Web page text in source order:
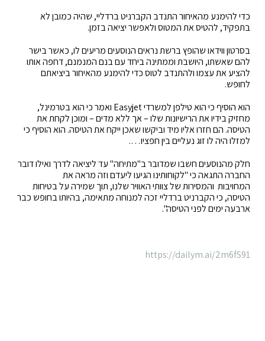
כדי להימנע מהאיחור התנדב הקברניט ברדליי, שהיה כמובן לא
בתפקיד, להטיס את המטוס ולאפשר יציאה בזמן.
בסרטון ווידאו שהופץ ברשת נראים הנוסעים מריעים לו, כאשר בישר
להם שאשתו, היושבת וממתינה ביחד עם בנם המנמנם, דחפה אותו
להציע את עצמו ולהתנדב לטוס כדי להימנע מהאיחור ביציאתם
לחופש.
הוא הוסיף כי הוא טילפן למשרדיEasyjet ואמר כי הוא בטרמינל,
מחזיק בידיו את הרישיונות שלו – אך ללא מדים – ומוכן לקחת את
הטיסה. הם חזרו אליו מיד וביקשו שאכן ייקח את הטיסה. הוא הוסיף כי
למזלו היה לו זוג נעליים בין חפציו….
חלק מהנוסעים חשבו שמדובר ב"מתיחה" עד ליציאה לדרך ואילו דובר
החברה התגאה כי "לקוחותינו הגיעו ליעדם וזה מראה את
המחויבות והמסירות של צוותי האוויר שלנו, תוך שמירה על בטיחות
הטיסה, כי הקברניט ברדליי זכה למנוחה מתאימה, בהיותו בחופש כבר
ארבעה ימים לפני הטיסה".
https://dailym.ai/2m6fS91